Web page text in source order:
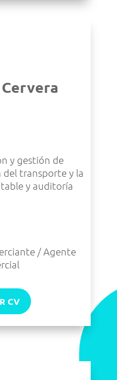
y gestión de
del transporte y la
y auditoría
/ Agente
CV